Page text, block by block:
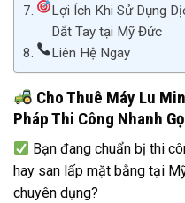
Lợi Ích Khi Sử Dụng
Dắt Tay tại Mỹ Đức
Liên Hệ Ngay
Cho Thuê Máy Lu
Pháp Thi Công Nhanh
Bạn đang chuẩn bị thi
hay san lấp mặt bằng tại
chuyên dụng?